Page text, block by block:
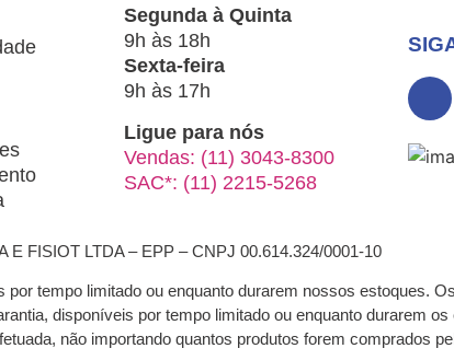
Segunda à Quinta
9h às 18h
Sexta-feira
9h às 17h
Ligue para nós
Vendas: (11) 3043-8300
SAC*: (11) 2215-5268
FISIOT LTDA – EPP – CNPJ 00.614.324/0001-10
tempo limitado ou enquanto durarem nossos estoques.
disponíveis por tempo limitado ou enquanto durarem
não importando quantos produtos forem comprados